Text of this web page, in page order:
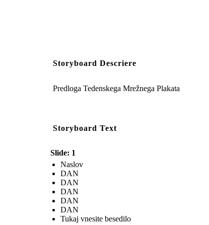
Storyboard Descriere
Predloga Tedenskega Mrežnega Plakata
Storyboard Text
Slide: 1
Naslov
DAN
DAN
DAN
DAN
DAN
Tukaj vnesite besedilo